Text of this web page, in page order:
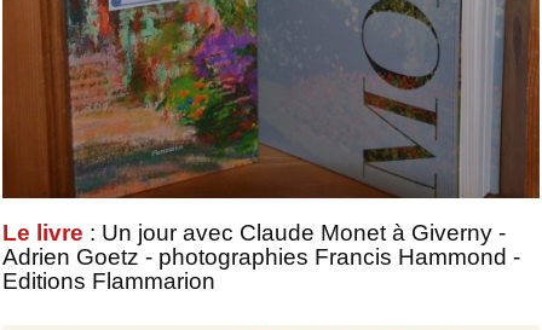
Le livre : Un jour avec Claude Monet à Giverny -
Adrien Goetz - photographies Francis Hammond -
Editions Flammarion